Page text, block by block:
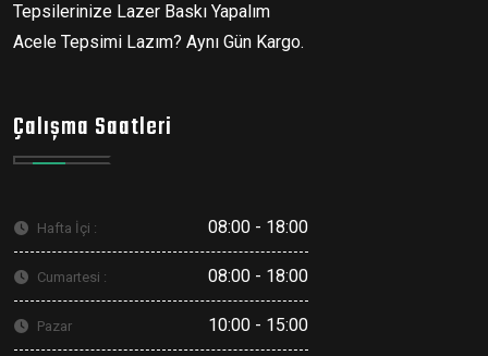
Tepsilerinize Lazer Baskı Yapalım
Acele Tepsimi Lazım? Aynı Gün Kargo.
Çalışma Saatleri
Hafta İçi : 08:00 - 18:00
Cumartesi : 08:00 - 18:00
Pazar 10:00 - 15:00